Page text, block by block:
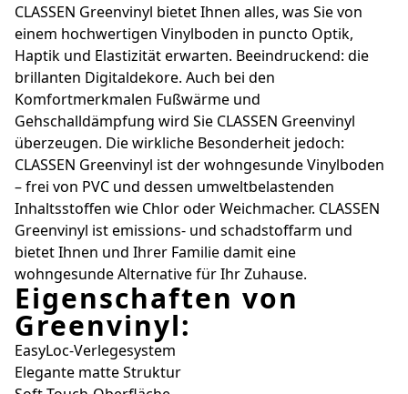
CLASSEN Greenvinyl bietet Ihnen alles, was Sie von
einem hochwertigen Vinylboden in ­puncto Optik,
Haptik und Elastizität erwarten. Beeindruckend: die
brillanten Digital­dekore. Auch bei den
Komfortmerkmalen Fußwärme und
Gehschalldämpfung wird Sie ­CLASSEN Greenvinyl
überzeugen. Die wirkliche ­Besonderheit jedoch:
CLASSEN Greenvinyl ist der wohngesunde Vinylboden
– frei von PVC und dessen umwelt­belastenden
Inhaltsstoffen wie Chlor oder Weichmacher. CLASSEN
Greenvinyl ist emissions- und schadstoffarm und
bietet Ihnen und Ihrer Familie damit eine
wohngesunde Alternative für Ihr Zuhause.
Eigenschaften von
Greenvinyl:
EasyLoc-Verlegesystem
Elegante matte Struktur